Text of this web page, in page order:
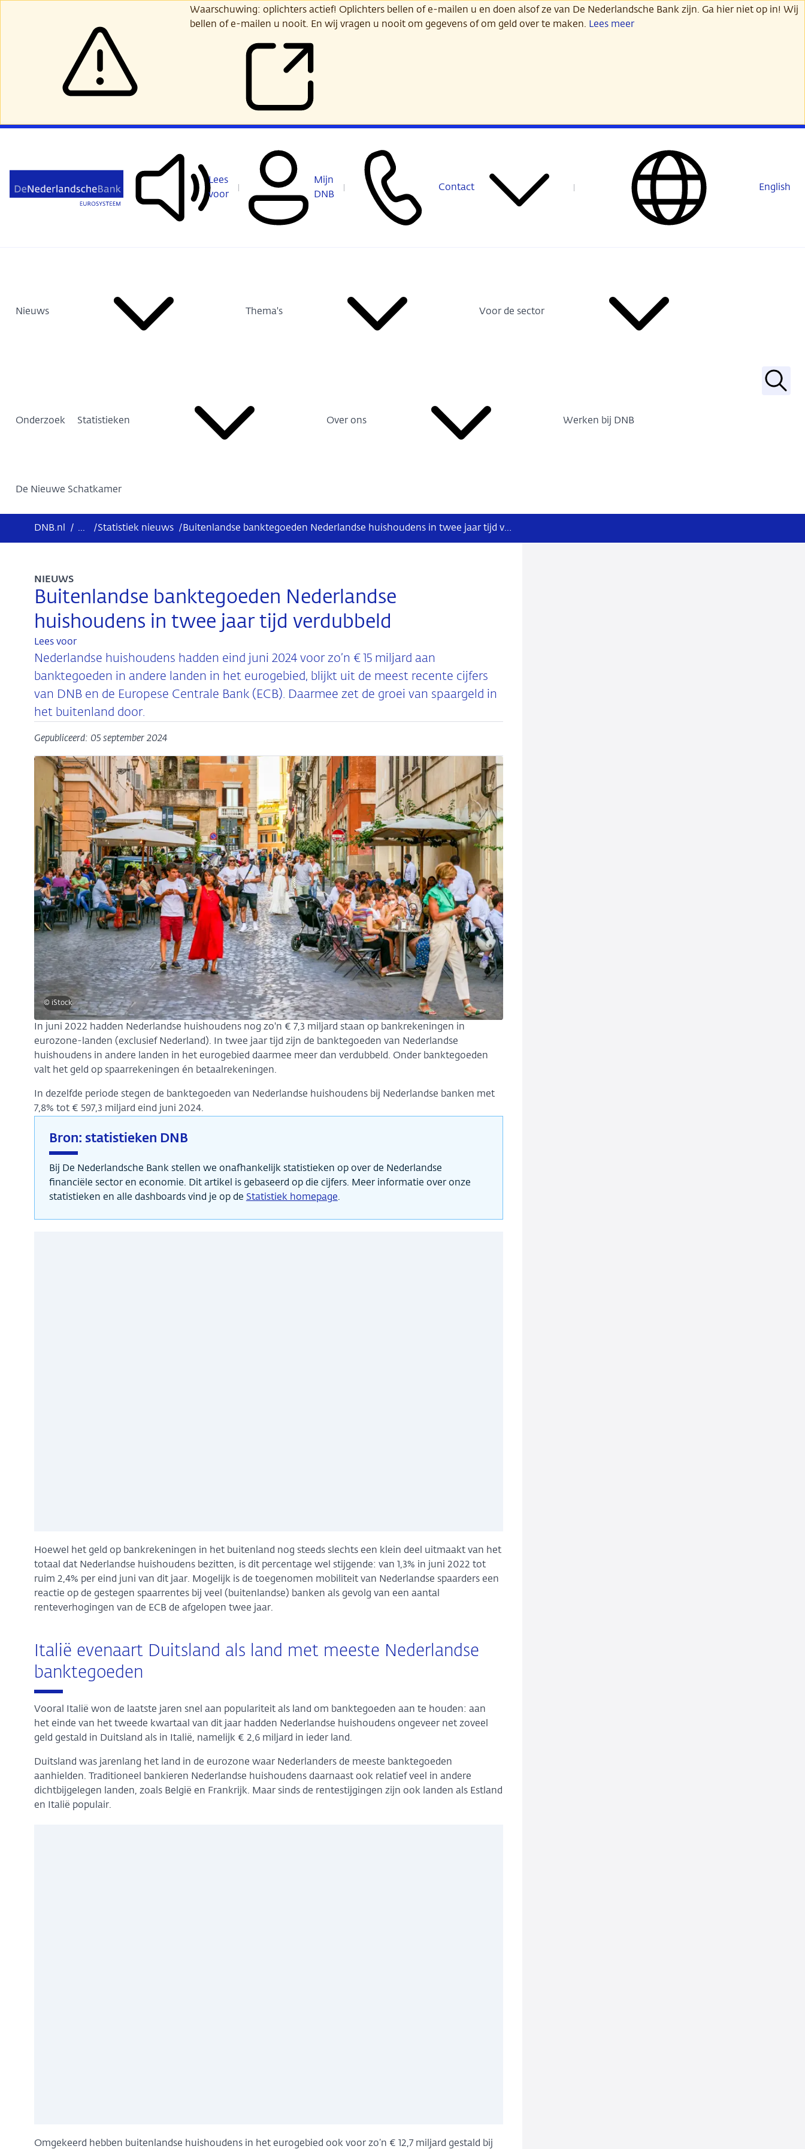
Waarschuwing: oplichters actief! Oplichters bellen of e-mailen u en doen alsof ze van De Nederlandsche Bank zijn. Ga hier niet op in! Wij
bellen of e-mailen u nooit. En wij vragen u nooit om gegevens of om geld over te maken. Lees meer
Lees
voor
Mijn
DNB
Contact English
Nieuws Thema's Voor de sector
Onderzoek Statistieken Over ons Werken bij DNB
De Nieuwe Schatkamer
Zoek
DNB.nl / ... /Statistiek nieuws / Buitenlandse banktegoeden Nederlandse huishoudens in twee jaar tijd verdubbeld
Buitenlandse banktegoeden Nederlandse
huishoudens in twee jaar tijd verdubbeld
NIEUWS
Lees voor
Nederlandse huishoudens hadden eind juni 2024 voor zo’n € 15 miljard aan
banktegoeden in andere landen in het eurogebied, blijkt uit de meest recente cijfers
van DNB en de Europese Centrale Bank (ECB). Daarmee zet de groei van spaargeld in
het buitenland door.
Gepubliceerd: 05 september 2024
© iStock
In juni 2022 hadden Nederlandse huishoudens nog zo'n € 7,3 miljard staan op bankrekeningen in
eurozone-landen (exclusief Nederland). In twee jaar tijd zijn de banktegoeden van Nederlandse
huishoudens in andere landen in het eurogebied daarmee meer dan verdubbeld. Onder banktegoeden
valt het geld op spaarrekeningen én betaalrekeningen.
In dezelfde periode stegen de banktegoeden van Nederlandse huishoudens bij Nederlandse banken met
7,8% tot € 597,3 miljard eind juni 2024.
Bron: statistieken DNB
Bij De Nederlandsche Bank stellen we onafhankelijk statistieken op over de Nederlandse
financiële sector en economie. Dit artikel is gebaseerd op die cijfers. Meer informatie over onze
statistieken en alle dashboards vind je op de Statistiek homepage.
Hoewel het geld op bankrekeningen in het buitenland nog steeds slechts een klein deel uitmaakt van het
totaal dat Nederlandse huishoudens bezitten, is dit percentage wel stijgende: van 1,3% in juni 2022 tot
ruim 2,4% per eind juni van dit jaar. Mogelijk is de toegenomen mobiliteit van Nederlandse spaarders een
reactie op de gestegen spaarrentes bij veel (buitenlandse) banken als gevolg van een aantal
renteverhogingen van de ECB de afgelopen twee jaar.
Italië evenaart Duitsland als land met meeste Nederlandse
banktegoeden
Vooral Italië won de laatste jaren snel aan populariteit als land om banktegoeden aan te houden: aan
het einde van het tweede kwartaal van dit jaar hadden Nederlandse huishoudens ongeveer net zoveel
geld gestald in Duitsland als in Italië, namelijk € 2,6 miljard in ieder land.
Duitsland was jarenlang het land in de eurozone waar Nederlanders de meeste banktegoeden
aanhielden. Traditioneel bankieren Nederlandse huishoudens daarnaast ook relatief veel in andere
dichtbijgelegen landen, zoals België en Frankrijk. Maar sinds de rentestijgingen zijn ook landen als Estland
en Italië populair.
Omgekeerd hebben buitenlandse huishoudens in het eurogebied ook voor zo’n € 12,7 miljard gestald bij